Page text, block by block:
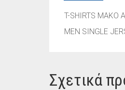
T-SHIRTS
MEN SINGLE
Σχετικά